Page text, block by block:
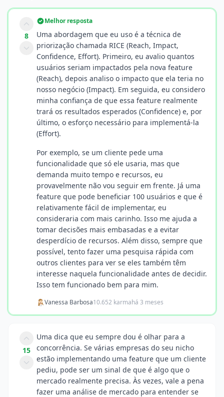
8
Melhor resposta
Uma abordagem que eu uso é a técnica de
priorização chamada RICE (Reach, Impact,
Confidence, Effort). Primeiro, eu avalio quantos
usuários seriam impactados pela nova feature
(Reach), depois analiso o impacto que ela teria no
nosso negócio (Impact). Em seguida, eu considero
minha confiança de que essa feature realmente
trará os resultados esperados (Confidence) e, por
último, o esforço necessário para implementá-la
(Effort).
Por exemplo, se um cliente pede uma
funcionalidade que só ele usaria, mas que
demanda muito tempo e recursos, eu
provavelmente não vou seguir em frente. Já uma
feature que pode beneficiar 100 usuários e que é
relativamente fácil de implementar, eu
consideraria com mais carinho. Isso me ajuda a
tomar decisões mais embasadas e a evitar
desperdício de recursos. Além disso, sempre que
possível, tento fazer uma pesquisa rápida com
outros clientes para ver se eles também têm
interesse naquela funcionalidade antes de decidir.
Isso tem funcionado bem para mim.
Vanessa Barbosa10.652 karmahá 3 meses
15
Uma dica que eu sempre dou é olhar para a
concorrência. Se várias empresas do seu nicho
estão implementando uma feature que um cliente
pediu, pode ser um sinal de que é algo que o
mercado realmente precisa. Às vezes, vale a pena
fazer uma análise de mercado para entender se